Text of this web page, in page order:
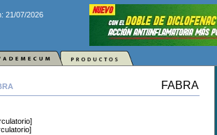
21/07/2026
FABRA